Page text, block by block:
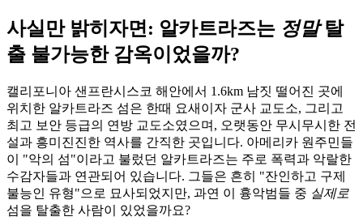
사실만 밝히자면: 알카트라즈는 정말탈
출 불가능한 감옥이었을까?
캘리포니아 샌프란시스코 해안에서 1.6km 남짓 떨어진 곳에
위치한 알카트라즈 섬은 한때 요새이자 군사 교도소, 그리고
최고 보안 등급의 연방 교도소였으며, 오랫동안 무시무시한 전
설과 흥미진진한 역사를 간직한 곳입니다. 아메리카 원주민들
이 "악의 섬"이라고 불렀던 알카트라즈는 주로 폭력과 악랄한
수감자들과 연관되어 있습니다. 그들은 흔히 "잔인하고 구제
불능인 유형"으로 묘사되었지만, 과연 이 흉악범들 중 실제로
섬을 탈출한 사람이 있었을까요?